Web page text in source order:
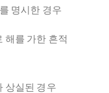
명시한 경우
해를 가한 흔적
상실된 경우